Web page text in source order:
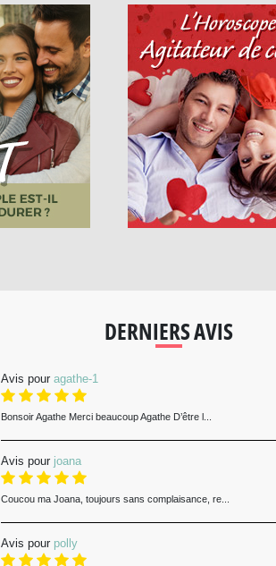
DERNIERS AVIS
Avis pour agathe-1
Bonsoir Agathe Merci beaucoup Agathe D’être l...
Avis pour joana
Coucou ma Joana, toujours sans complaisance, re...
Avis pour polly